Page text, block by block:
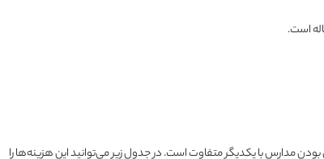
مدارس با یکدیگر متفاوت است. در جدول زیر می‌توانید این هزینه‌ها را